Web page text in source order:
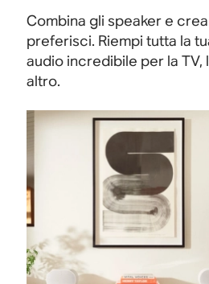
Combina gli speaker e
preferisci. Riempi tutta la
audio incredibile per la TV,
altro.